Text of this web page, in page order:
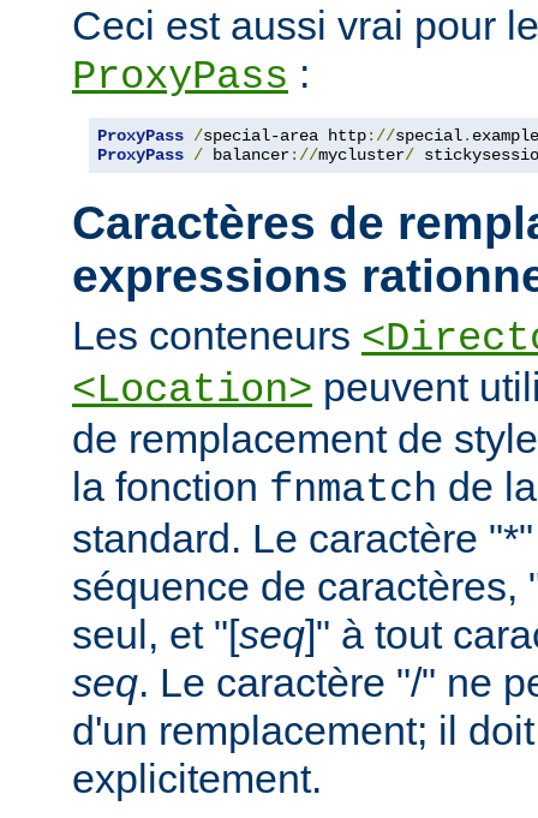
Ceci est aussi vrai pour
ProxyPass :
ProxyPass /special-area http://special. example
ProxyPass / balancer://mycluster/
Caractères de
expressions
Les conteneurs
<Location> peuvent
de remplacement de
la fonction fnmatch de
standard. Le caractère
séquence de caractères,
seul, et "[seq]" à tout
seq. Le caractère "/" ne
d'un remplacement; il
explicitement.